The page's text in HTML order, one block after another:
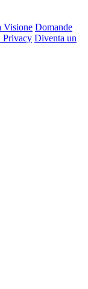
Visione Domande
Privacy Diventa un